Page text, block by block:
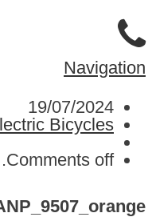
Navigation
19/07/2024
Bicycles
Comments off.